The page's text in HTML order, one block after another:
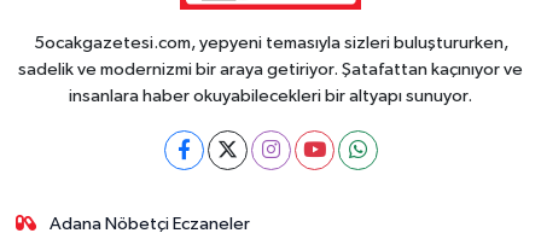
5ocakgazetesi.com, yepyeni temasıyla sizleri buluştururken,
sadelik ve modernizmi bir araya getiriyor. Şatafattan kaçınıyor ve
insanlara haber okuyabilecekleri bir altyapı sunuyor.
Adana Nöbetçi Eczaneler